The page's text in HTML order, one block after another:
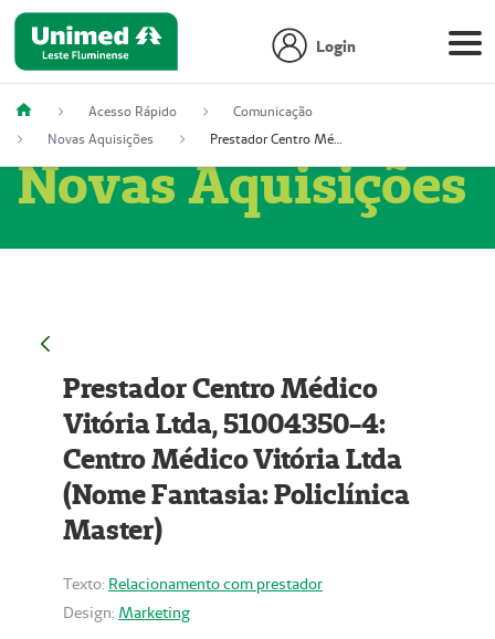
Login
Acesso Rápido
Comunicação
Novas Aquisições
Prestador Centro Médico Vitória Ltda, 51004350-4: Centro Médico Vitória Ltda (Nome Fantasia: Policlínica Master)
Novas Aquisições
Prestador Centro Médico
Vitória Ltda, 51004350-4:
Centro Médico Vitória Ltda
(Nome Fantasia: Policlínica
Master)
Texto: Relacionamento com prestador
Design: Marketing